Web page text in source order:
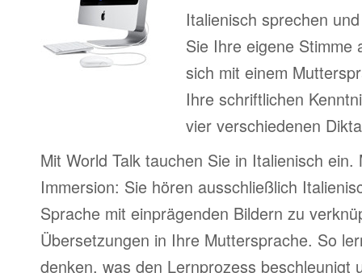
Italienisch sprechen
Sie Ihre eigene Stimme
sich mit einem
Ihre schriftlichen
vier verschiedenen
Mit World Talk tauchen Sie in Italienisch ein.
Immersion: Sie hören ausschließlich
Sprache mit einprägenden Bildern zu
Übersetzungen in Ihre Muttersprache. So
denken, was den Lernprozess beschleunigt